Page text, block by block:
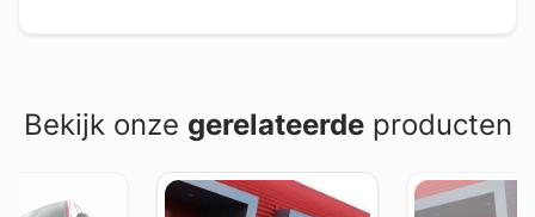
Bekijk onze gerelateerdeproducten